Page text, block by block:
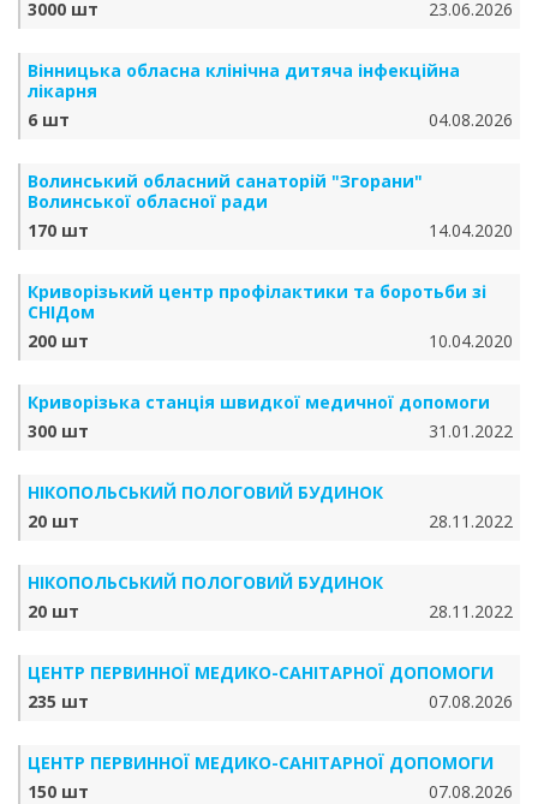
3000 шт
23.06.2026
Вінницька обласна клінічна дитяча інфекційна
лікарня
6 шт
04.08.2026
Волинський обласний санаторій "Згорани"
Волинської обласної ради
170 шт
14.04.2020
Криворізький центр профілактики та боротьби зі
СНІДом
200 шт
10.04.2020
Криворізька станція швидкої медичної допомоги
300 шт
31.01.2022
НІКОПОЛЬСЬКИЙ ПОЛОГОВИЙ БУДИНОК
20 шт
28.11.2022
НІКОПОЛЬСЬКИЙ ПОЛОГОВИЙ БУДИНОК
20 шт
28.11.2022
ЦЕНТР ПЕРВИННОЇ МЕДИКО-САНІТАРНОЇ ДОПОМОГИ
235 шт
07.08.2026
ЦЕНТР ПЕРВИННОЇ МЕДИКО-САНІТАРНОЇ ДОПОМОГИ
150 шт
07.08.2026